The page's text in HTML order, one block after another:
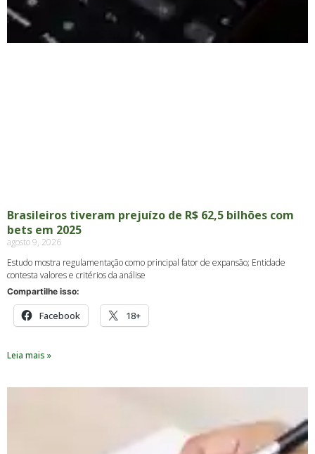
Brasileiros tiveram prejuízo de R$ 62,5 bilhões com
bets em 2025
agosto 9, 2026
Estudo mostra regulamentação como principal fator de expansão; Entidade
contesta valores e critérios da análise
Compartilhe isso:
Facebook 18+
Leia mais »